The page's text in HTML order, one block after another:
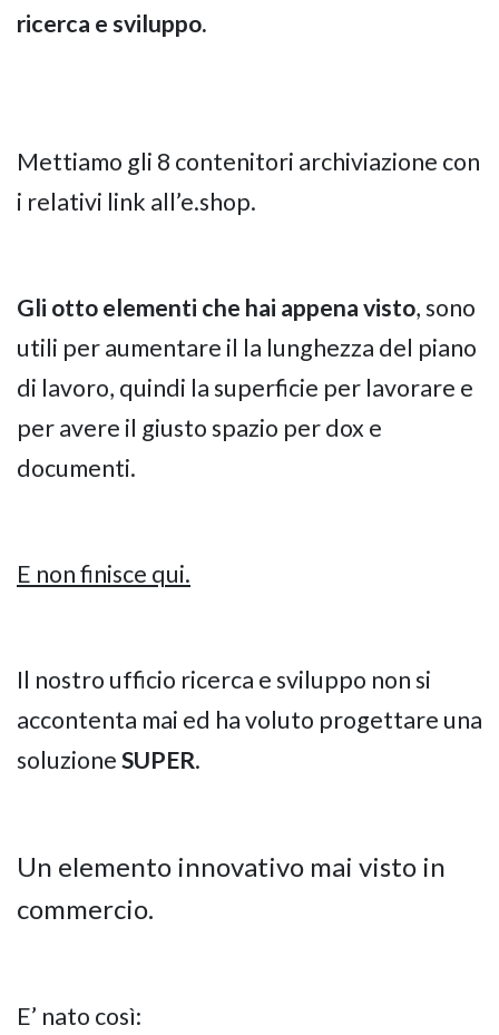
ricerca e sviluppo.
Mettiamo gli 8 contenitori archiviazione con
i relativi link all’e.shop.
Gli otto elementi che hai appena visto, sono
utili per aumentare il la lunghezza del piano
di lavoro, quindi la superficie per lavorare e
per avere il giusto spazio per dox e
documenti.
E non finisce qui.
Il nostro ufficio ricerca e sviluppo non si
accontenta mai ed ha voluto progettare una
soluzioneSUPER.
Un elemento innovativo mai visto in
commercio.
E’ nato così: